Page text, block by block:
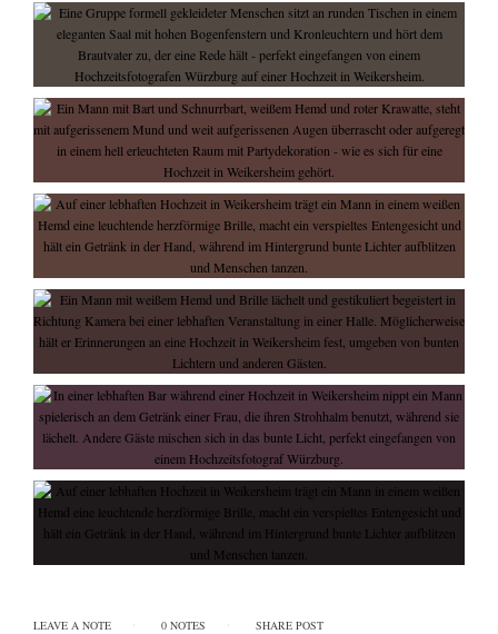
LEAVE A NOTE 0 NOTES SHARE POST